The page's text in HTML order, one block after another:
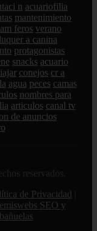
n acuariofilia
mantenimiento
feros verano
a canina
protagonistas
snacks acuario
conejos cr a
agua peces camas
nombres para
articulos canal tv
de anuncios
reservados.
de Privacidad
SEO y